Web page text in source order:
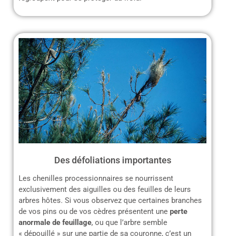
Des défoliations importantes
Les chenilles processionnaires se nourrissent
exclusivement des aiguilles ou des feuilles de leurs
arbres hôtes. Si vous observez que certaines branches
de vos pins ou de vos cèdres présentent une perte
anormale de feuillage, ou que l’arbre semble
« dépouillé » sur une partie de sa couronne, c’est un